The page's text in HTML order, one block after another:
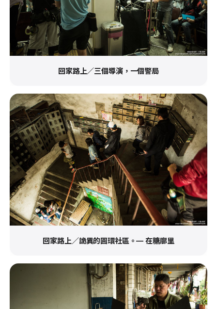
回家路上／三個導演，一個警局
回家路上／詭異的圓環社區。— 在糖廍里